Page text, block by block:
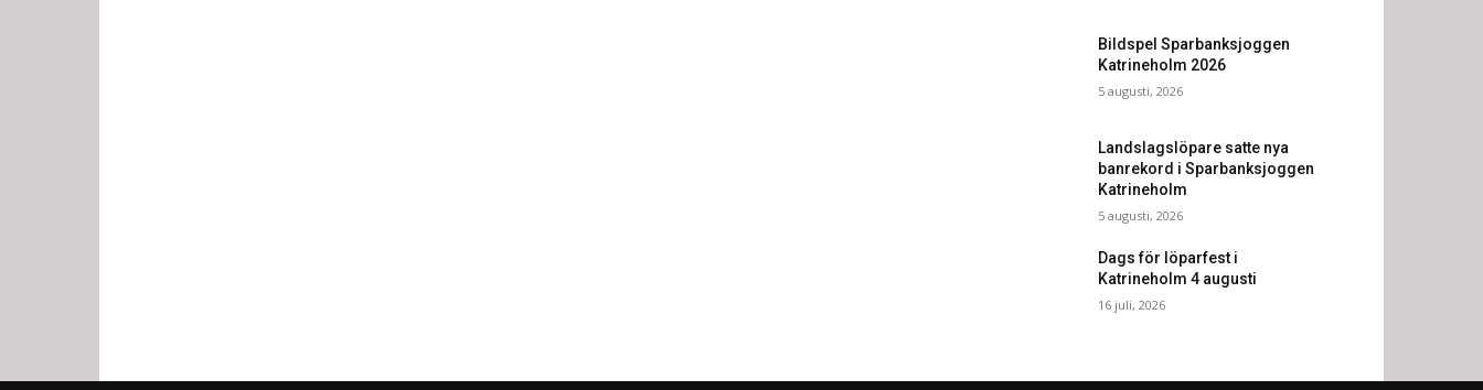
Bildspel Sparbanksjoggen
Katrineholm 2026
5 augusti, 2026
Landslagslöpare satte nya
banrekord i Sparbanksjoggen
Katrineholm
5 augusti, 2026
Dags för löparfest i
Katrineholm 4 augusti
16 juli, 2026